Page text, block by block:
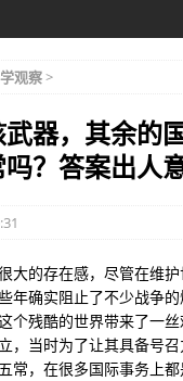
观察>
器，其余的
？答案出人
大的存在感，尽管在维
年确实阻止了不少战争
个残酷的世界带来了一
，当时为了让其具备号
常，在很多国际事务上